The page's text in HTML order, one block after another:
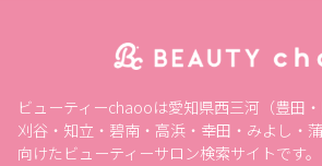
ビューティーchaooは愛知県西三河（豊田
刈谷・知立・碧南・高浜・幸田・みよし・
向けたビューティーサロン検索サイトです。